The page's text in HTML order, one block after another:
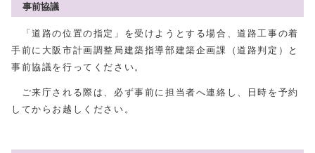
事前協議
「道路の位置の指定」を受けようとする場合、道路工事の着
手前に大阪市計画調整局建築指導部建築企画課（道路判定）と
事前協議を行ってください。
ご来庁される際は、必ず事前に担当者へ連絡し、日時を予約
してからお越しください。